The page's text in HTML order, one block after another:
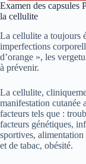
Examen des capsules
la cellulite
La cellulite a toujours
imperfections
d’orange », les
à prévenir.
La cellulite,
manifestation cutanée
facteurs tels que :
facteurs génétiques,
sportives, alimentation
et de tabac, obésité.